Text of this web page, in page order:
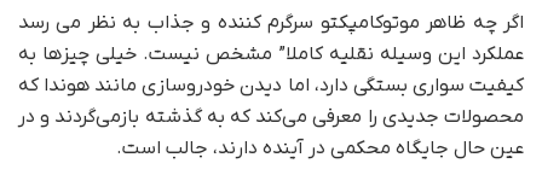
اگر چه ظاهر موتوکامپکتو سرگرم کننده و جذاب به نظر می رسد
عملکرد این وسیله نقلیه کاملا” مشخص نیست. خیلی چیزها به
کیفیت سواری بستگی دارد، اما دیدن خودروسازی مانند هوندا که
محصولات جدیدی را معرفی می‌کند که به گذشته بازمی‌گردند و در
عین حال جایگاه محکمی در آینده دارند، جالب است.